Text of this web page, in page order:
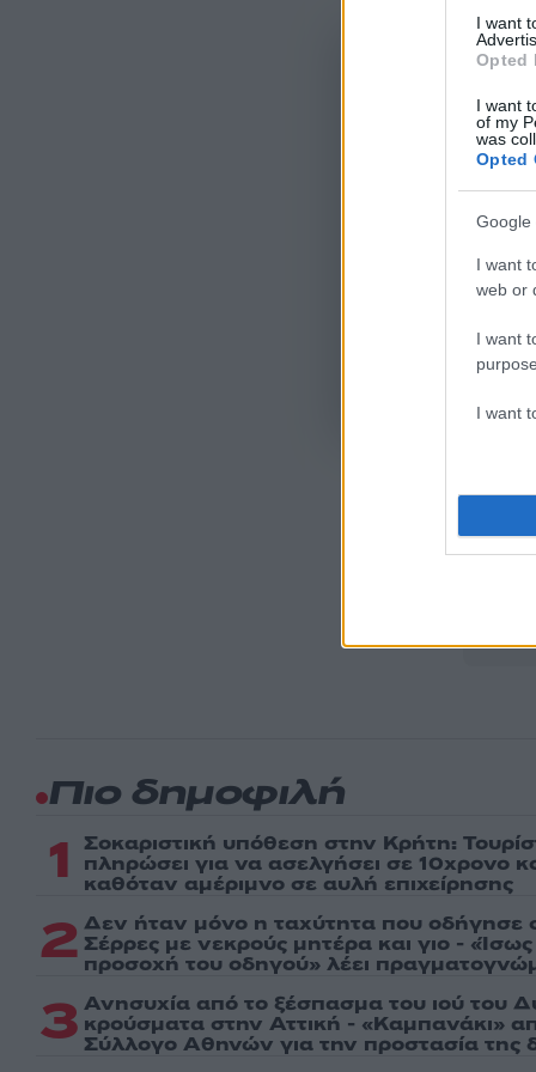
I want
Opted
I want
of my
was
Opted
Google
I want
web or
I want
I want
Πιο δημοφιλή
1 Σοκαριστική υπόθεση στην Κρήτη:
πληρώσει για να ασελγήσει σε 10χρονο
καθόταν αμέριμνο σε αυλή επιχείρησης
2 Δεν ήταν μόνο η ταχύτητα που οδήγησε
Σέρρες με νεκρούς μητέρα και γιο -
προσοχή του οδηγού» λέει
3 Ανησυχία από το ξέσπασμα του ιού του
κρούσματα στην Αττική - «Καμπανάκι»
Σύλλογο Αθηνών για την προστασία της